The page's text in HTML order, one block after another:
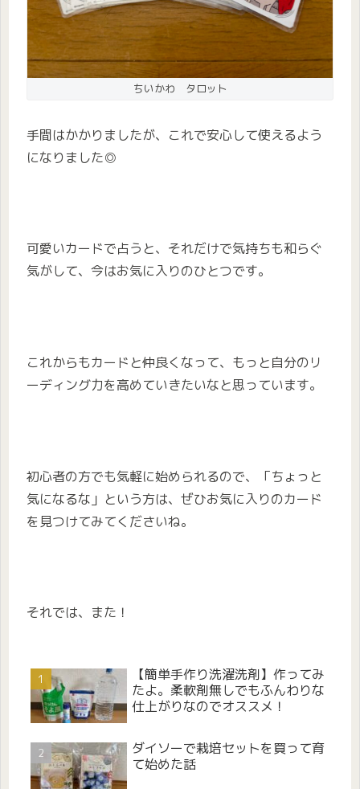
ちいかわ タロット
手間はかかりましたが、これで安心して使えるよう
になりました◎
可愛いカードで占うと、それだけで気持ちも和らぐ
気がして、今はお気に入りのひとつです。
これからもカードと仲良くなって、もっと自分のリ
ーディング力を高めていきたいなと思っています。
初心者の方でも気軽に始められるので、「ちょっと
気になるな」という方は、ぜひお気に入りのカード
を見つけてみてくださいね。
それでは、また！
【簡単手作り洗濯洗剤】作ってみ
たよ。柔軟剤無しでもふんわりな
仕上がりなのでオススメ！
ダイソーで栽培セットを買って育
て始めた話